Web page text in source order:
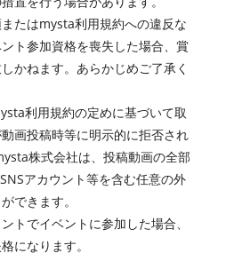
たはmysta利用規約への違反な
ト参加資格を喪失した場合、賞
かねます。あらかじめご了承く
利用規約の定めに基づいて取
画投稿時等に明示的に拒否され
株式会社は、投稿動画の全部
アカウント等を含む任意の外
できます。
トでイベントに参加した場合、
になります。